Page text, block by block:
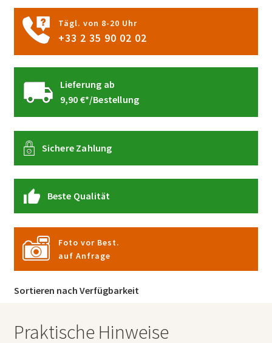
Tägl. von 8-20 Uhr
+33 2 35 90 02 02
Lieferung ab
9,90 €*/Bestellung
Sichere Zahlung
Beste Qualität
Foto vor Best.
auf Anfrage
Sortieren nach Verfügbarkeit
Praktische Hinweise